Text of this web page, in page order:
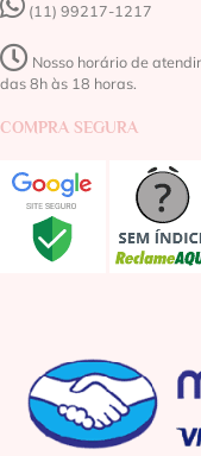
(11) 99217-1217‬
Nosso horário de
das 8h às 18 horas.
COMPRA SEGURA